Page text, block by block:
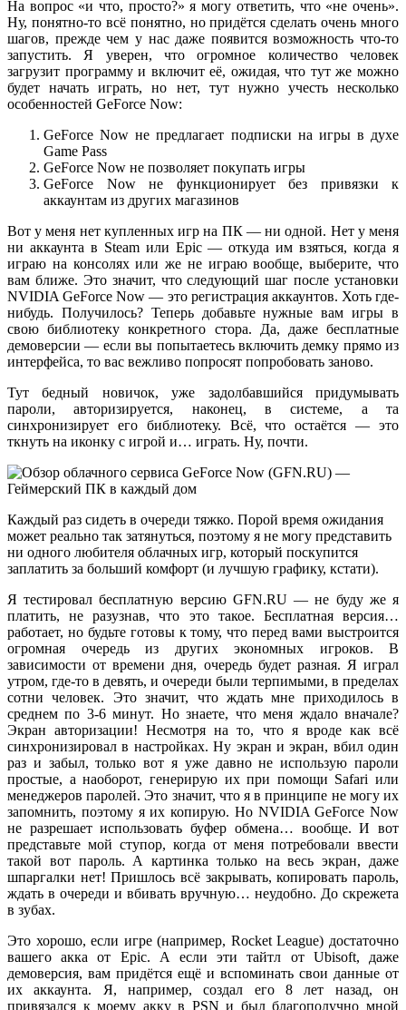
На вопрос «и что, просто?» я могу ответить, что «не очень».
Ну, понятно-то всё понятно, но придётся сделать очень много
шагов, прежде чем у нас даже появится возможность что-то
запустить. Я уверен, что огромное количество человек
загрузит программу и включит её, ожидая, что тут же можно
будет начать играть, но нет, тут нужно учесть несколько
особенностей GeForce Now:
GeForce Now не предлагает подписки на игры в духе
Game Pass
GeForce Now не позволяет покупать игры
GeForce Now не функционирует без привязки к
аккаунтам из других магазинов
Вот у меня нет купленных игр на ПК — ни одной. Нет у меня
ни аккаунта в Steam или Epic — откуда им взяться, когда я
играю на консолях или же не играю вообще, выберите, что
вам ближе. Это значит, что следующий шаг после установки
NVIDIA GeForce Now — это регистрация аккаунтов. Хоть где-
нибудь. Получилось? Теперь добавьте нужные вам игры в
свою библиотеку конкретного стора. Да, даже бесплатные
демоверсии — если вы попытаетесь включить демку прямо из
интерфейса, то вас вежливо попросят попробовать заново.
Тут бедный новичок, уже задолбавшийся придумывать
пароли, авторизируется, наконец, в системе, а та
синхронизирует его библиотеку. Всё, что остаётся — это
ткнуть на иконку с игрой и… играть. Ну, почти.
Каждый раз сидеть в очереди тяжко. Порой время ожидания
может реально так затянуться, поэтому я не могу представить
ни одного любителя облачных игр, который поскупится
заплатить за больший комфорт (и лучшую графику, кстати).
Я тестировал бесплатную версию GFN.RU — не буду же я
платить, не разузнав, что это такое. Бесплатная версия…
работает, но будьте готовы к тому, что перед вами выстроится
огромная очередь из других экономных игроков. В
зависимости от времени дня, очередь будет разная. Я играл
утром, где-то в девять, и очереди были терпимыми, в пределах
сотни человек. Это значит, что ждать мне приходилось в
среднем по 3-6 минут. Но знаете, что меня ждало вначале?
Экран авторизации! Несмотря на то, что я вроде как всё
синхронизировал в настройках. Ну экран и экран, вбил один
раз и забыл, только вот я уже давно не использую пароли
простые, а наоборот, генерирую их при помощи Safari или
менеджеров паролей. Это значит, что я в принципе не могу их
запомнить, поэтому я их копирую. Но NVIDIA GeForce Now
не разрешает использовать буфер обмена… вообще. И вот
представьте мой ступор, когда от меня потребовали ввести
такой вот пароль. А картинка только на весь экран, даже
шпаргалки нет! Пришлось всё закрывать, копировать пароль,
ждать в очереди и вбивать вручную… неудобно. До скрежета
в зубах.
Это хорошо, если игре (например, Rocket League) достаточно
вашего акка от Epic. А если эти тайтл от Ubisoft, даже
демоверсия, вам придётся ещё и вспоминать свои данные от
их аккаунта. Я, например, создал его 8 лет назад, он
привязался к моему акку в PSN и был благополучно мной